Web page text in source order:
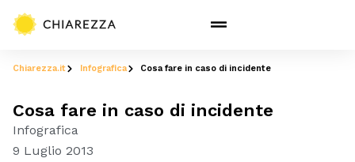
Chiarezza.it Infografica Cosa fare in caso di incidente
Cosa fare in caso di incidente
Infografica
9 Luglio 2013